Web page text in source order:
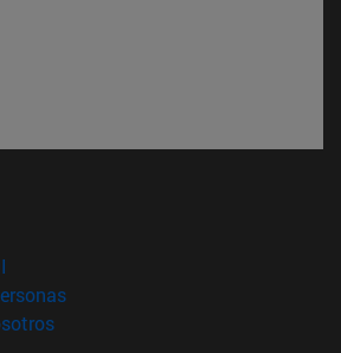
nueva ventana)
(abre en nueva ventana)
(abre en nueva ventana)